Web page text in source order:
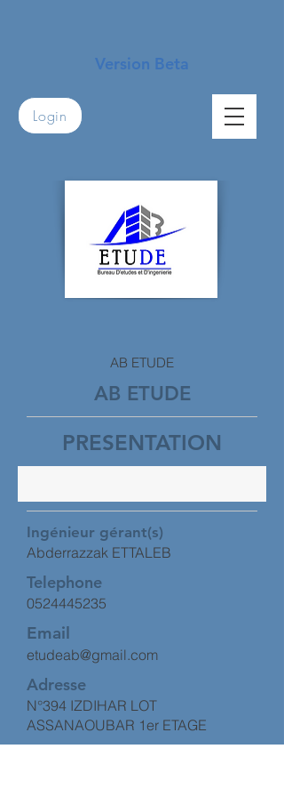
Version Beta
Login
AB ETUDE
AB ETUDE
PRESENTATION
Ingénieur gérant(s)
Abderrazzak ETTALEB
Telephone
0524445235
Email
etudeab@gmail.com
Adresse
N°394 IZDIHAR LOT
ASSANAOUBAR 1er ETAGE